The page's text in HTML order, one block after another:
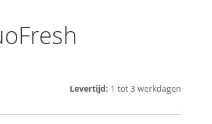
Levertijd: 1 tot 3 werkdagen